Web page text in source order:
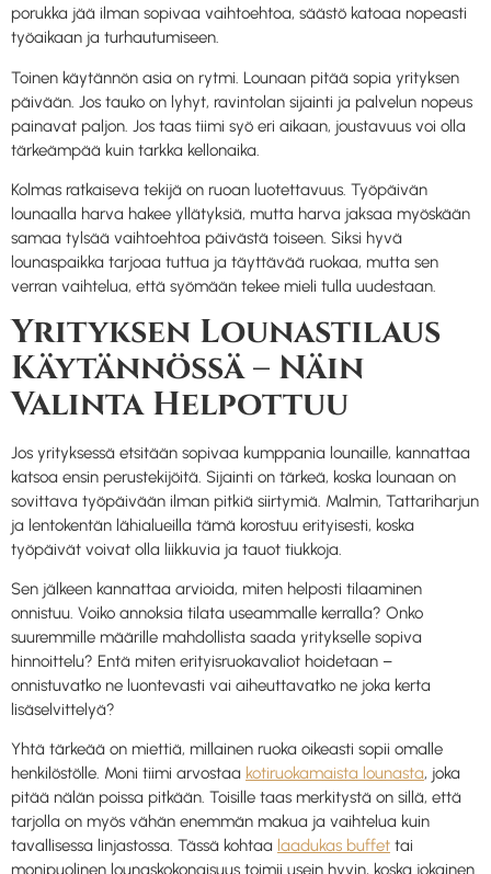
porukka jää ilman sopivaa vaihtoehtoa, säästö katoaa nopeasti
työaikaan ja turhautumiseen.
Toinen käytännön asia on rytmi. Lounaan pitää sopia yrityksen
päivään. Jos tauko on lyhyt, ravintolan sijainti ja palvelun nopeus
painavat paljon. Jos taas tiimi syö eri aikaan, joustavuus voi olla
tärkeämpää kuin tarkka kellonaika.
Kolmas ratkaiseva tekijä on ruoan luotettavuus. Työpäivän
lounaalla harva hakee yllätyksiä, mutta harva jaksaa myöskään
samaa tylsää vaihtoehtoa päivästä toiseen. Siksi hyvä
lounaspaikka tarjoaa tuttua ja täyttävää ruokaa, mutta sen
verran vaihtelua, että syömään tekee mieli tulla uudestaan.
Yrityksen Lounastilaus
Käytännössä – Näin
Valinta Helpottuu
Jos yrityksessä etsitään sopivaa kumppania lounaille, kannattaa
katsoa ensin perustekijöitä. Sijainti on tärkeä, koska lounaan on
sovittava työpäivään ilman pitkiä siirtymiä. Malmin, Tattariharjun
ja lentokentän lähialueilla tämä korostuu erityisesti, koska
työpäivät voivat olla liikkuvia ja tauot tiukkoja.
Sen jälkeen kannattaa arvioida, miten helposti tilaaminen
onnistuu. Voiko annoksia tilata useammalle kerralla? Onko
suuremmille määrille mahdollista saada yritykselle sopiva
hinnoittelu? Entä miten erityisruokavaliot hoidetaan –
onnistuvatko ne luontevasti vai aiheuttavatko ne joka kerta
lisäselvittelyä?
Yhtä tärkeää on miettiä, millainen ruoka oikeasti sopii omalle
henkilöstölle. Moni tiimi arvostaa kotiruokamaista lounasta, joka
pitää nälän poissa pitkään. Toisille taas merkitystä on sillä, että
tarjolla on myös vähän enemmän makua ja vaihtelua kuin
tavallisessa linjastossa. Tässä kohtaa laadukas buffet tai
monipuolinen lounaskokonaisuus toimii usein hyvin, koska jokainen